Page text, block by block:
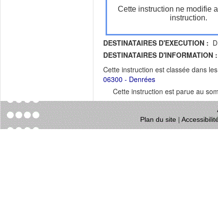
Cette instruction ne modifie
instruction.
DESTINATAIRES D'EXECUTION :
DESTINATAIRES D'INFORMATION :
Cette instruction est classée dans
06300 - Denrées
Cette instruction est parue au
Plan du site|